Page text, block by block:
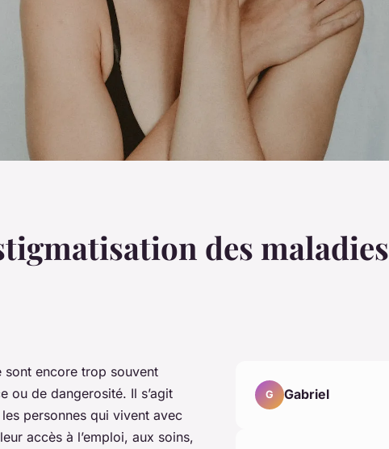
des maladies
sont encore trop souvent
ou de dangerosité. Il s’agit
personnes qui vivent avec
accès à l’emploi, aux soins,
G Gabriel